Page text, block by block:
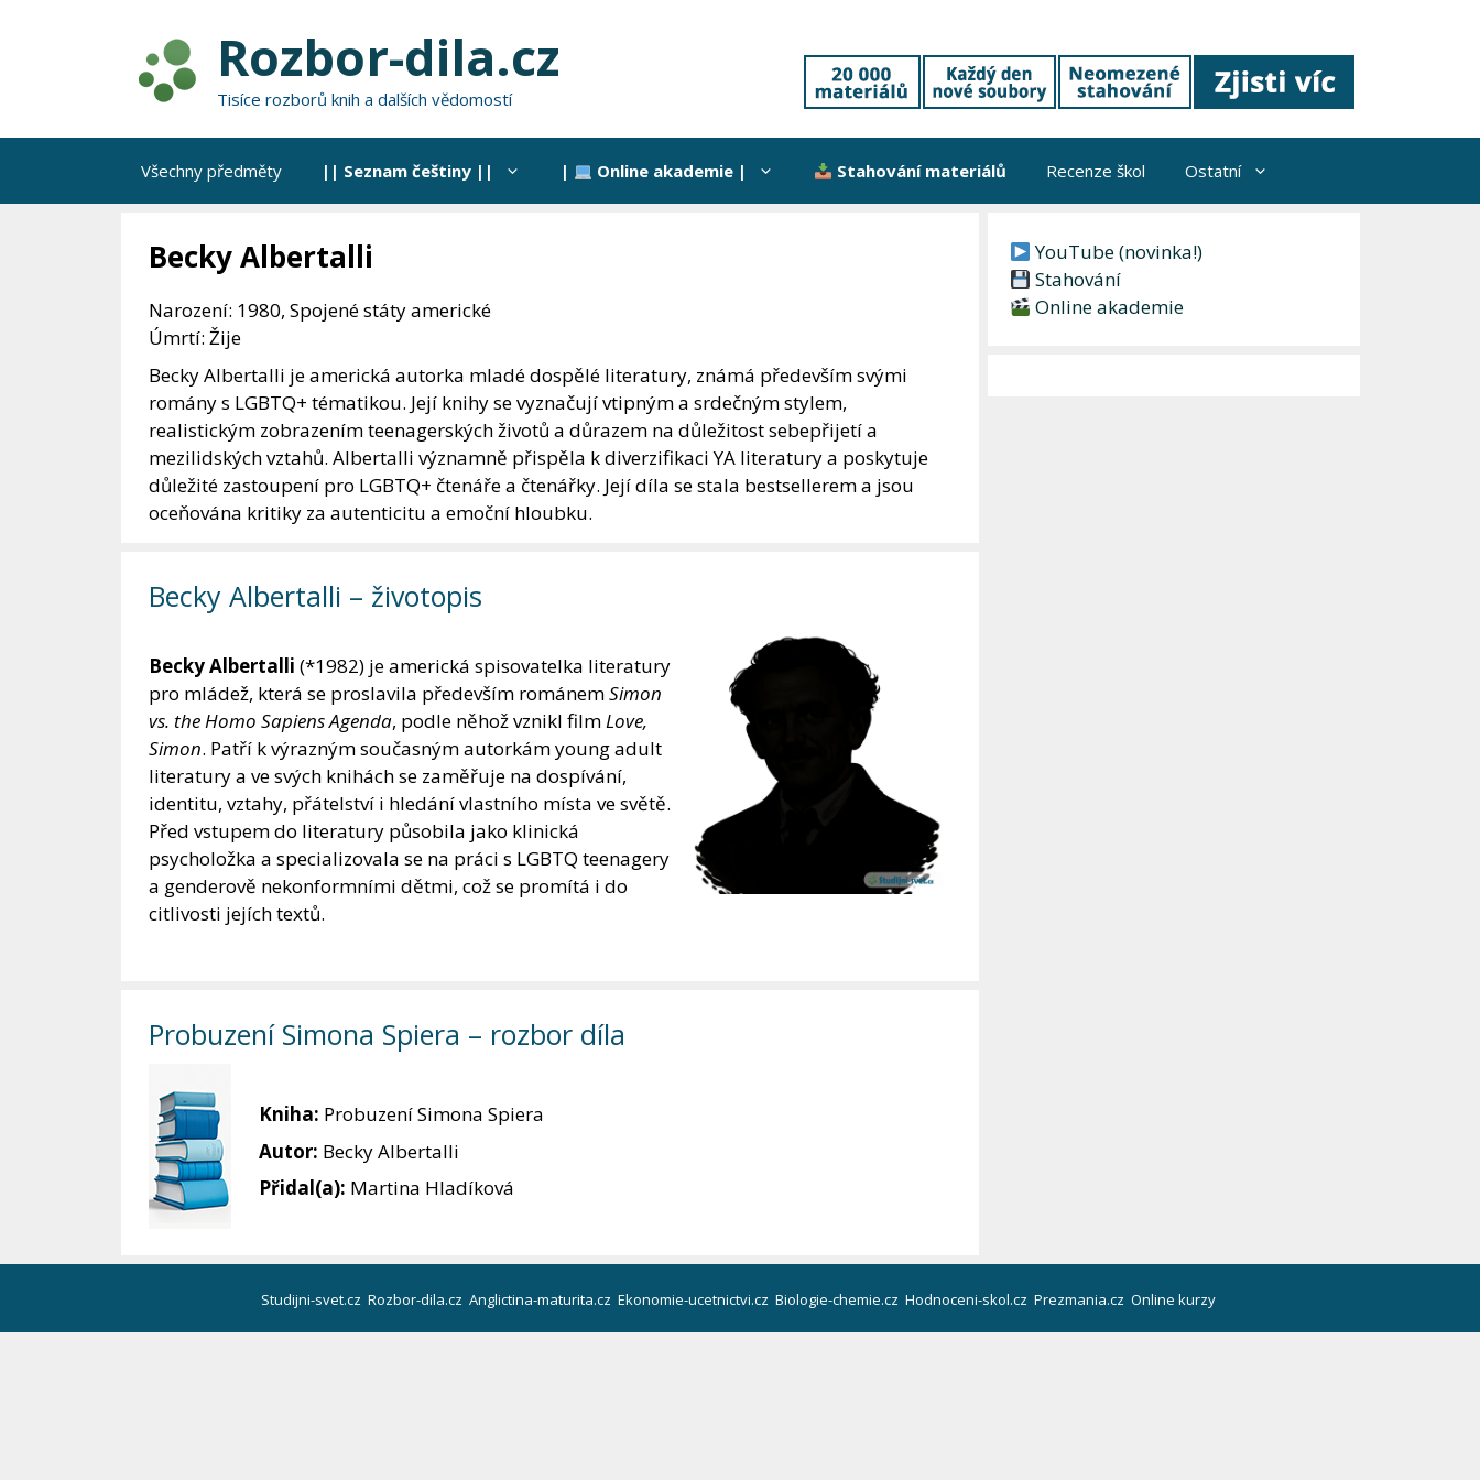
Rozbor-dila.cz
Tisíce rozborů knih a dalších vědomostí
Všechny předměty || Seznam češtiny || | Online akademie | Stahování materiálů Recenze škol Ostatní
Becky Albertalli
Narození: 1980, Spojené státy americké
Úmrtí: Žije
Becky Albertalli je americká autorka mladé dospělé literatury, známá především svými
romány s LGBTQ+ tématikou. Její knihy se vyznačují vtipným a srdečným stylem,
realistickým zobrazením teenagerských životů a důrazem na důležitost sebepřijetí a
mezilidských vztahů. Albertalli významně přispěla k diverzifikaci YA literatury a poskytuje
důležité zastoupení pro LGBTQ+ čtenáře a čtenářky. Její díla se stala bestsellerem a jsou
oceňována kritiky za autenticitu a emoční hloubku.
Becky Albertalli – životopis
Becky Albertalli (*1982) je americká spisovatelka literatury
pro mládež, která se proslavila především románemSimon
vs. the Homo Sapiens Agenda, podle něhož vznikl filmLove,
Simon. Patří k výrazným současným autorkám young adult
literatury a ve svých knihách se zaměřuje na dospívání,
identitu, vztahy, přátelství i hledání vlastního místa ve světě.
Před vstupem do literatury působila jako klinická
psycholožka a specializovala se na práci s LGBTQ teenagery
a genderově nekonformními dětmi, což se promítá i do
citlivosti jejích textů.
Probuzení Simona Spiera – rozbor díla
Kniha: Probuzení Simona Spiera
Autor: Becky Albertalli
Přidal(a): Martina Hladíková
YouTube (novinka!)
Stahování
Online akademie
Studijni-svet.cz Rozbor-dila.cz Anglictina-maturita.cz Ekonomie-ucetnictvi.cz Biologie-chemie.cz Hodnoceni-skol.cz Prezmania.cz Online kurzy